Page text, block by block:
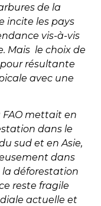
de la
incite les pays
vis-à-vis
Mais le choix de
résultante
avec une
FAO mettait en
dans le
sud et en Asie,
dans
la déforestation
reste fragile
actuelle et